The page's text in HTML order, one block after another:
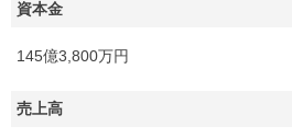
資本金
145億3,800万円
売上高